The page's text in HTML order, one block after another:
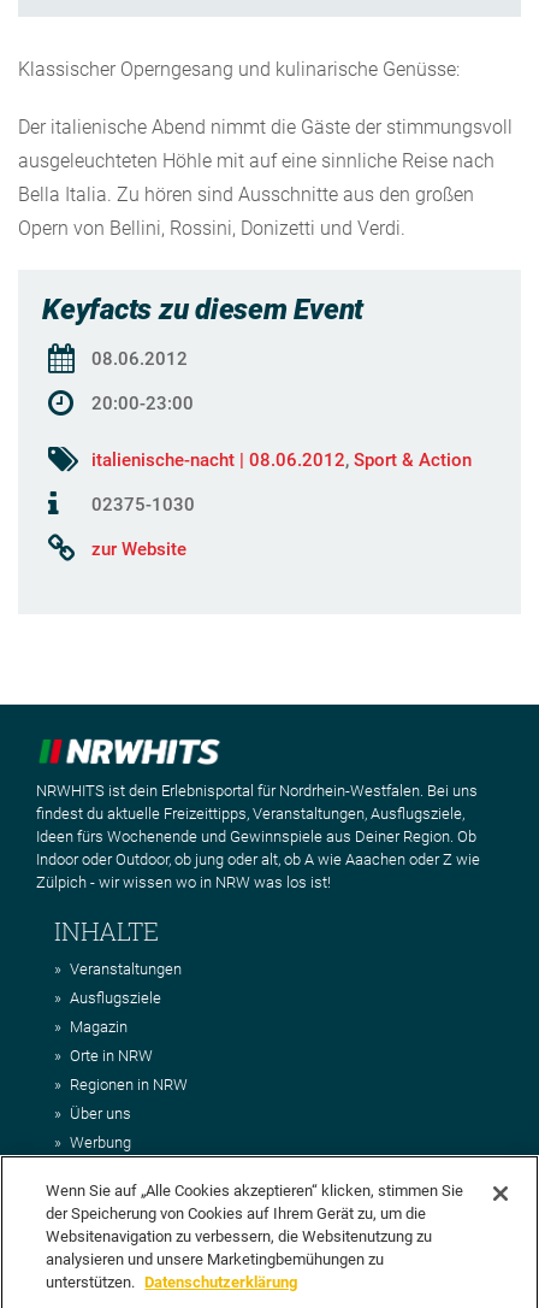
Klassischer Operngesang und kulinarische Genüsse:
Der italienische Abend nimmt die Gäste der stimmungsvoll
ausgeleuchteten Höhle mit auf eine sinnliche Reise nach
Bella Italia. Zu hören sind Ausschnitte aus den großen
Opern von Bellini, Rossini, Donizetti und Verdi.
Keyfacts zu diesem Event
08.06.2012
20:00-23:00
italienische-nacht | 08.06.2012, Sport & Action
02375-1030
zur Website
NRWHITS ist dein Erlebnisportal für Nordrhein-Westfalen. Bei uns
findest du aktuelle Freizeittipps, Veranstaltungen, Ausflugsziele,
Ideen fürs Wochenende und Gewinnspiele aus Deiner Region. Ob
Indoor oder Outdoor, ob jung oder alt, ob A wie Aaachen oder Z wie
Zülpich - wir wissen wo in NRW was los ist!
INHALTE
Veranstaltungen
Ausflugsziele
Magazin
Orte in NRW
Regionen in NRW
Über uns
Werbung
Impressum
AGB
Datenschutz
DEIN VORSCHLAG FÜR NRWHITS
Wenn Sie auf „Alle Cookies akzeptieren“ klicken, stimmen Sie
der Speicherung von Cookies auf Ihrem Gerät zu, um die
Websitenavigation zu verbessern, die Websitenutzung zu
analysieren und unsere Marketingbemühungen zu
unterstützen. Datenschutzerklärung